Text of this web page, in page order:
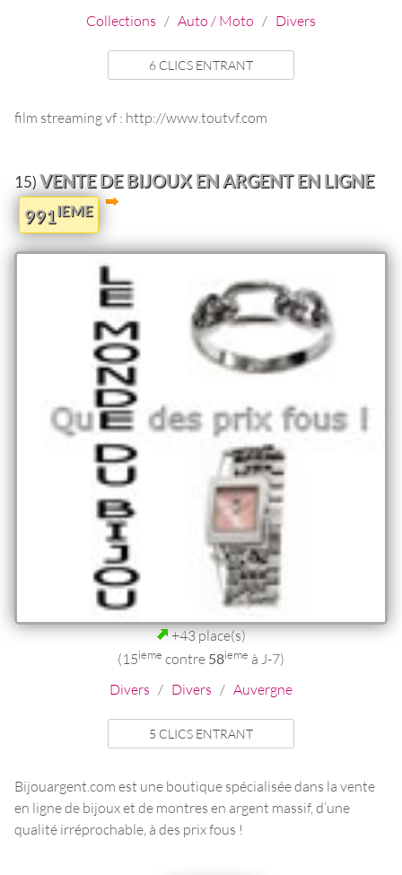
Collections / Auto / Moto / Divers
6 CLICS ENTRANT
film streaming vf : http://www.toutvf.com
15)VENTE DE BIJOUX EN ARGENT EN LIGNE
991IEME
+43 place(s)
(15ieme contre 58ieme à J-7)
Divers / Divers / Auvergne
5 CLICS ENTRANT
Bijouargent.com est une boutique spécialisée dans la vente
en ligne de bijoux et de montres en argent massif, d’une
qualité irréprochable, à des prix fous !